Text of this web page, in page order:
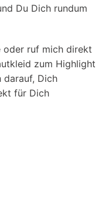
Du Dich rundum
oder ruf mich direkt
zum Highlight
darauf, Dich
für Dich